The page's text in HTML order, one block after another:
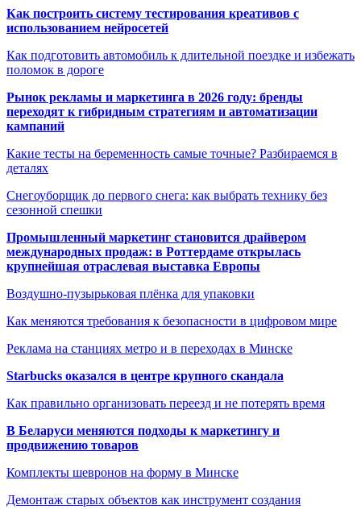
Как построить систему тестирования креативов с
использованием нейросетей
Как подготовить автомобиль к длительной поездке и избежать
поломок в дороге
Рынок рекламы и маркетинга в 2026 году: бренды
переходят к гибридным стратегиям и автоматизации
кампаний
Какие тесты на беременность самые точные? Разбираемся в
деталях
Снегоуборщик до первого снега: как выбрать технику без
сезонной спешки
Промышленный маркетинг становится драйвером
международных продаж: в Роттердаме открылась
крупнейшая отраслевая выставка Европы
Воздушно-пузырьковая плёнка для упаковки
Как меняются требования к безопасности в цифровом мире
Реклама на станциях метро и в переходах в Минске
Starbucks оказался в центре крупного скандала
Как правильно организовать переезд и не потерять время
В Беларуси меняются подходы к маркетингу и
продвижению товаров
Комплекты шевронов на форму в Минске
Демонтаж старых объектов как инструмент создания